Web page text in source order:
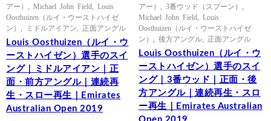
アー）
Michael John Field
Louis
Oosthuizen（ルイ・ウーストハイゼ
ン）
ミドルアイアン 正面アングル
Louis Oosthuizen（ルイ・ウ
ーストハイゼン）選手のスイ
ング｜ミドルアイアン｜正
面・前方アングル｜連続再
生・スロー再生｜Emirates
Australian Open 2019
アー）
3番ウッド（スプーン）
Michael John Field
Louis
Oosthuizen（ルイ・ウーストハイゼ
ン）
後方アングル 正面アングル
Louis Oosthuizen（ルイ・ウ
ーストハイゼン）選手のスイ
ング｜3番ウッド｜正面・後
方アングル｜連続再生・スロ
ー再生｜Emirates Australian
Open 2019